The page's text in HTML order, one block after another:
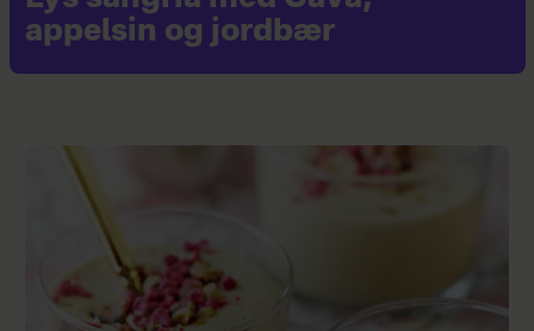
appelsin og jordbær